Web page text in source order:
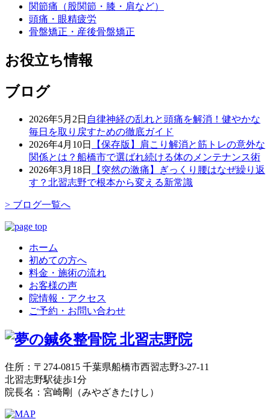
関節痛（股関節・膝・肩など）
頭痛・眼精疲労
骨盤矯正・産後骨盤矯正
お役立ち情報
ブログ
2026年5月2日 自律神経の乱れと頭痛を解消！健やかな
毎日を取り戻すための徹底ガイド
2026年4月10日
【保存版】肩こり解消と筋トレの意外な
関係とは？船橋市で選ばれ続ける体のメンテナンス術
2026年3月18日
【突然の激痛】ぎっくり腰はなぜ繰り返
す？北習志野で根本から変える新常識
> ブログ一覧へ
ホーム
初めての方へ
料金・施術の流れ
お客様の声
院情報・アクセス
ご予約・お問い合わせ
住所：〒274-0815 千葉県船橋市西習志野3-27-11
北習志野駅徒歩1分
院長名：宮崎剛（みやざきたけし）